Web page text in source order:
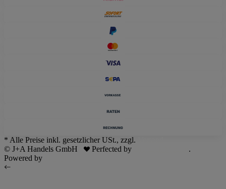
* Alle Preise inkl. gesetzlicher USt., zzgl.
© J+A Handels GmbH
Perfected by
.
Powered by